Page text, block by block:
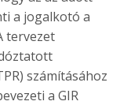
a jogalkotó a
tervezet
számításához
a GIR